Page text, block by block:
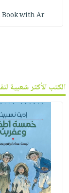
with Ar
الكتب الأكثر شعبية